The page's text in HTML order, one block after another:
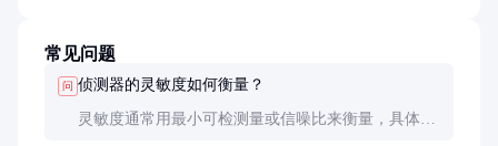
常见问题
问 侦测器的灵敏度如何衡量？
灵敏度通常用最小可检测量或信噪比来衡量，具体标